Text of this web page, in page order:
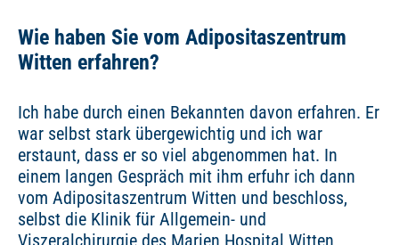
Wie haben Sie vom Adipositaszentrum
Witten erfahren?
Ich habe durch einen Bekannten davon erfahren. Er
war selbst stark übergewichtig und ich war
erstaunt, dass er so viel abgenommen hat. In
einem langen Gespräch mit ihm erfuhr ich dann
vom Adipositaszentrum Witten und beschloss,
selbst die Klinik für Allgemein- und
Viszeralchirurgie des Marien Hospital Witten